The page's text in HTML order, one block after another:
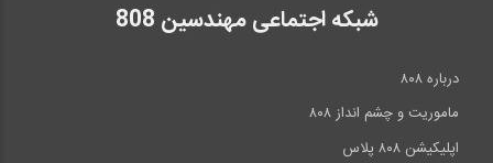
شبکه اجتماعی مهندسین 808
درباره ۸۰۸
ماموریت و چشم انداز ۸۰۸
اپلیکیشن ۸۰۸ پلاس